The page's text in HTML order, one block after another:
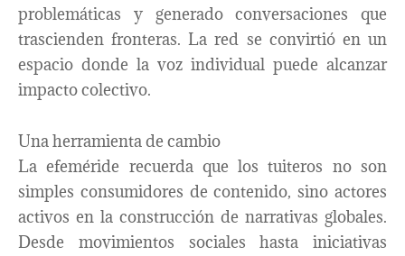
problemáticas y generado conversaciones que
trascienden fronteras. La red se convirtió en un
espacio donde la voz individual puede alcanzar
impacto colectivo.
Una herramienta de cambio
La efeméride recuerda que los tuiteros no son
simples consumidores de contenido, sino actores
activos en la construcción de narrativas globales.
Desde movimientos sociales hasta iniciativas